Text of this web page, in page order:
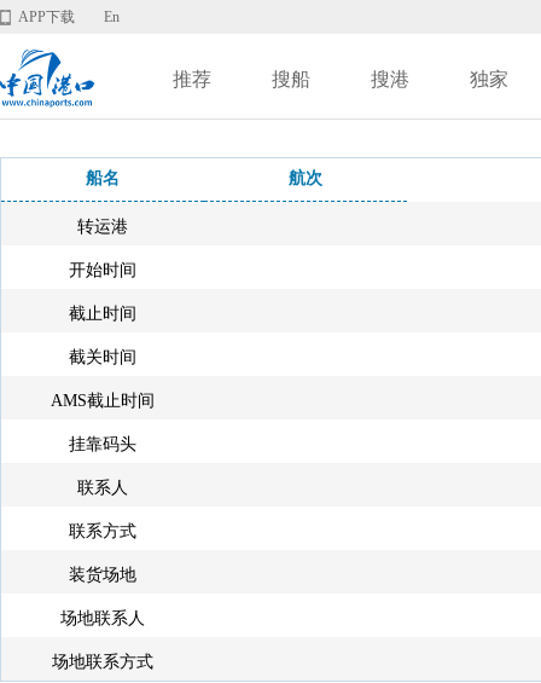
APP下载 En
推荐 搜船 搜港 独家
船名 航次
转运港
开始时间
截止时间
截关时间
AMS截止时间
挂靠码头
联系人
联系方式
装货场地
场地联系人
场地联系方式